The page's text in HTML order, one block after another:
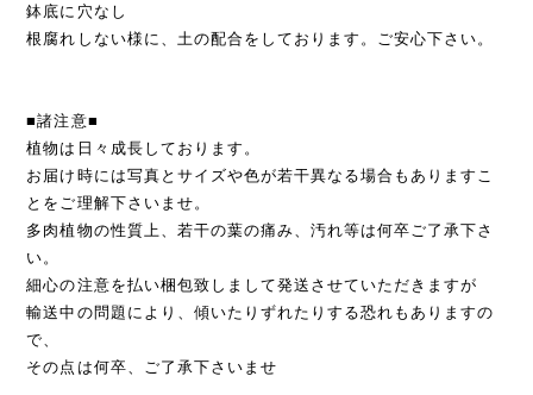
鉢底に穴なし
根腐れしない様に、土の配合をしております。ご安心下さい。
■諸注意■
植物は日々成長しております。
お届け時には写真とサイズや色が若干異なる場合もありますこ
とをご理解下さいませ。
多肉植物の性質上、若干の葉の痛み、汚れ等は何卒ご了承下さ
い。
細心の注意を払い梱包致しまして発送させていただきますが
輸送中の問題により、傾いたりずれたりする恐れもありますの
で、
その点は何卒、ご了承下さいませ